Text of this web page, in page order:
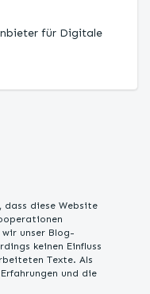
für Digitale
diese Website
unser Blog-
keinen Einfluss
Texte. Als
und die